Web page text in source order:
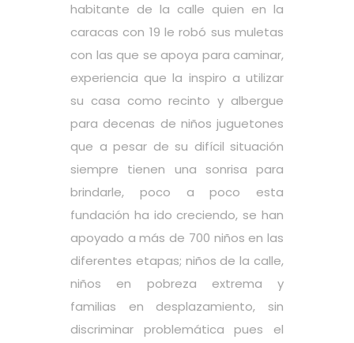
habitante de la calle quien en la
caracas con 19 le robó sus muletas
con las que se apoya para caminar,
experiencia que la inspiro a utilizar
su casa como recinto y albergue
para decenas de niños juguetones
que a pesar de su difícil situación
siempre tienen una sonrisa para
brindarle, poco a poco esta
fundación ha ido creciendo, se han
apoyado a más de 700 niños en las
diferentes etapas; niños de la calle,
niños en pobreza extrema y
familias en desplazamiento, sin
discriminar problemática pues el